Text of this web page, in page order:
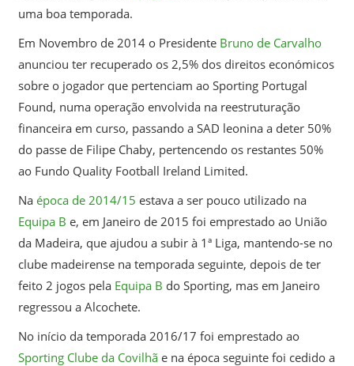
uma boa temporada.
Em Novembro de 2014 o Presidente Bruno de Carvalho
anunciou ter recuperado os 2,5% dos direitos económicos
sobre o jogador que pertenciam ao Sporting Portugal
Found, numa operação envolvida na reestruturação
financeira em curso, passando a SAD leonina a deter 50%
do passe de Filipe Chaby, pertencendo os restantes 50%
ao Fundo Quality Football Ireland Limited.
Na época de 2014/15 estava a ser pouco utilizado na
Equipa B e, em Janeiro de 2015 foi emprestado ao União
da Madeira, que ajudou a subir à 1ª Liga, mantendo-se no
clube madeirense na temporada seguinte, depois de ter
feito 2 jogos pela Equipa B do Sporting, mas em Janeiro
regressou a Alcochete.
No início da temporada 2016/17 foi emprestado ao
Sporting Clube da Covilhãe na época seguinte foi cedido a